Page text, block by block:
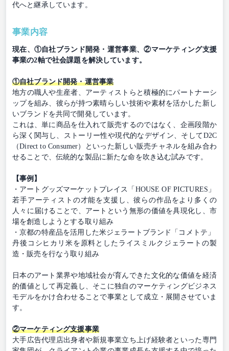
代へと継承しています。
事業内容
現在、①自社ブランド開発・運営事業、②マーケティング支援
事業の2軸で社会課題を解決しています。
①自社ブランド開発・運営事業
地方の職人や生産者、アーティストらと積極的にパートナーシ
ップを組み、彼らが持つ素晴らしい技術や素材を活かした新し
いブランドを共同で開発しています。
これは、単に商品を仕入れて販売するのではなく、企画段階か
ら深く関与し、ストーリー性や現代的なデザイン、そしてD2C
（Direct to Consumer）といった新しい販売チャネルを組み合わ
せることで、伝統的な製品に新たな命を吹き込む試みです。
【事例】
・アートグッズマーケットプレイス「HOUSE OF PICTURES」
若手アーティストの才能を支援し、彼らの作品をより多くの
人々に届けることで、アートという無形の価値を具現化し、市
場を創造しようとする取り組み
・京都の特産品を活用した米ジェラートブランド「コメトテ」
丹後コシヒカリ米を原料としたライスミルクジェラートの製
造・販売を行なう取り組み
日本のアート業界や地域社会が育んできた文化的な価値を経済
的価値として再定義し、そこに独自のマーケティングビジネス
モデルをかけ合わせることで事業として成立・展開させていま
す。
②マーケティング支援事業
大手広告代理店出身者や新規事業立ち上げ経験者といった専門